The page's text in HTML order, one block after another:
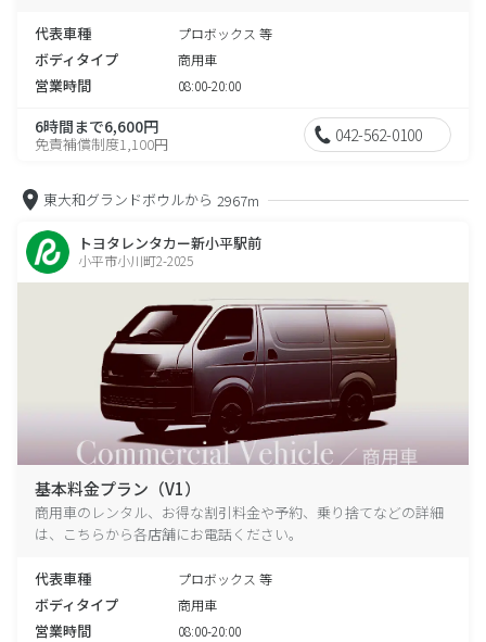
代表車種 プロボックス 等
ボディタイプ 商用車
営業時間 08:00-20:00
6時間まで6,600円
免責補償制度1,100円 042-562-0100
東大和グランドボウルから 2967m
トヨタレンタカー新小平駅前
小平市小川町2-2025
基本料金プラン（V1）
商用車のレンタル、お得な割引料金や予約、乗り捨てなどの詳細
は、こちらから各店舗にお電話ください。
代表車種 プロボックス 等
ボディタイプ 商用車
営業時間 08:00-20:00